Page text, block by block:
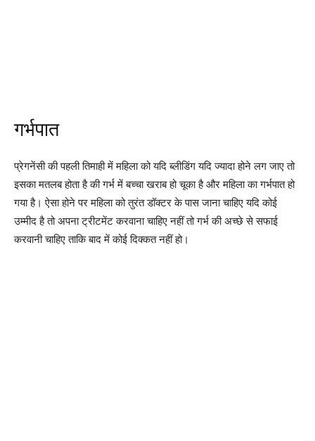
गर्भपात
प्रेगनेंसी की पहली तिमाही में महिला को यदि ब्लीडिंग यदि ज्यादा होने लग जाए तो
इसका मतलब होता है की गर्भ में बच्चा खराब हो चूका है और महिला का गर्भपात हो
गया है। ऐसा होने पर महिला को तुरंत डॉक्टर के पास जाना चाहिए यदि कोई
उम्मीद है तो अपना ट्रीटमेंट करवाना चाहिए नहीं तो गर्भ की अच्छे से सफाई
करवानी चाहिए ताकि बाद में कोई दिक्कत नहीं हो।